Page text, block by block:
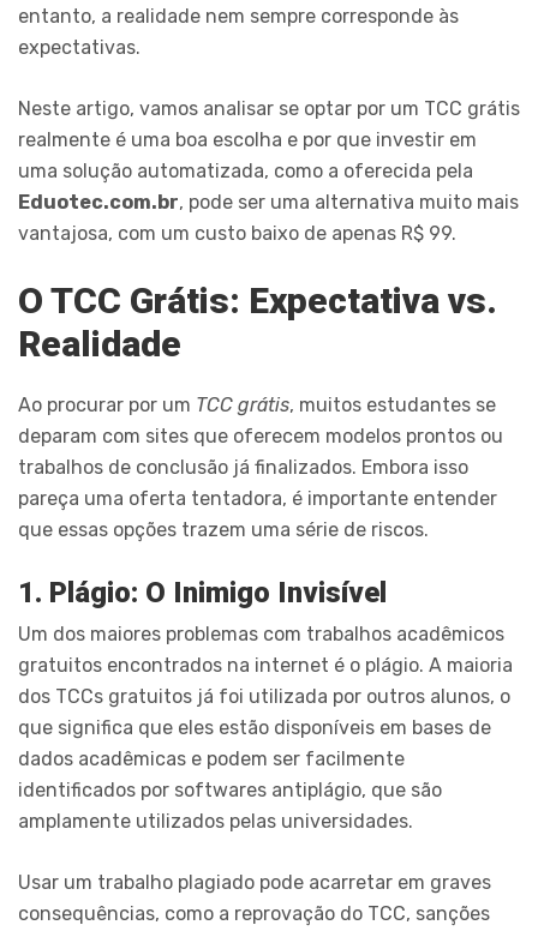
entanto, a realidade nem sempre corresponde às
expectativas.
Neste artigo, vamos analisar se optar por um TCC grátis
realmente é uma boa escolha e por que investir em
uma solução automatizada, como a oferecida pela
Eduotec.com.br, pode ser uma alternativa muito mais
vantajosa, com um custo baixo de apenas R$ 99.
O TCC Grátis: Expectativa vs.
Realidade
Ao procurar por um TCC grátis, muitos estudantes se
deparam com sites que oferecem modelos prontos ou
trabalhos de conclusão já finalizados. Embora isso
pareça uma oferta tentadora, é importante entender
que essas opções trazem uma série de riscos.
1. Plágio: O Inimigo Invisível
Um dos maiores problemas com trabalhos acadêmicos
gratuitos encontrados na internet é o plágio. A maioria
dos TCCs gratuitos já foi utilizada por outros alunos, o
que significa que eles estão disponíveis em bases de
dados acadêmicas e podem ser facilmente
identificados por softwares antiplágio, que são
amplamente utilizados pelas universidades.
Usar um trabalho plagiado pode acarretar em graves
consequências, como a reprovação do TCC, sanções